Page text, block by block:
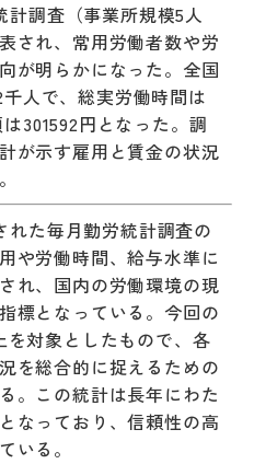
計調査（事業所規模5人
され、常用労働者数や労
が明らかになった。全国
人で、総実労働時間は
301592円となった。調
が示す雇用と賃金の状況
れた毎月勤労統計調査の
や労働時間、給与水準に
れ、国内の労働環境の現
標となっている。今回の
対象としたもので、各
を総合的に捉えるための
。この統計は長年にわた
なっており、信頼性の高
いる。